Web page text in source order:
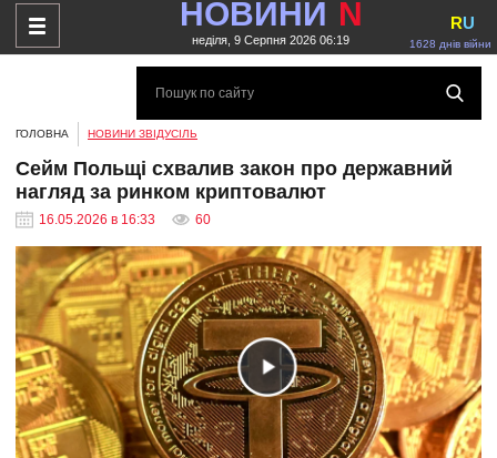
НОВИНИ N
неділя, 9 Серпня 2026 06:19 1628 днів війни
RU
ГОЛОВНА НОВИНИ ЗВІДУСІЛЬ
Сейм Польщі схвалив закон про державний
нагляд за ринком криптовалют
16.05.2026 в 16:33 60